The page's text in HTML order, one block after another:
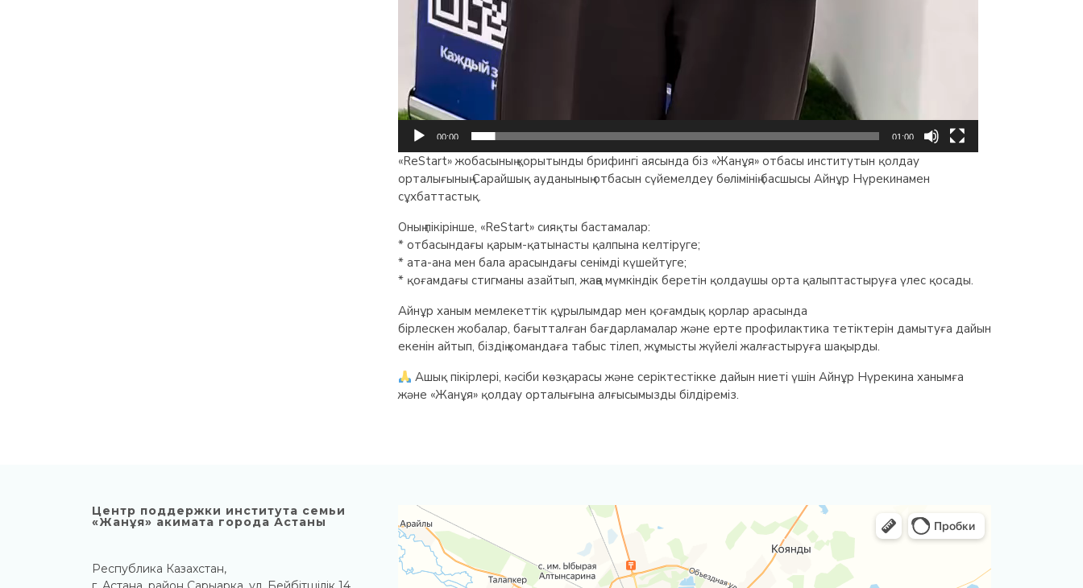
00:00 01:00
«ReStart» жобасының қорытынды брифингі аясында біз «Жанұя» отбасы институтын қолдау
орталығының Сарайшық ауданының отбасын сүйемелдеу бөлімінің басшысы Айнұр Нүрекинамен
сұхбаттастық.
Оның пікірінше, «ReStart» сияқты бастамалар:
* отбасындағы қарым-қатынасты қалпына келтіруге;
* ата-ана мен бала арасындағы сенімді күшейтуге;
* қоғамдағы стигманы азайтып, жаңа мүмкіндік беретін қолдаушы орта қалыптастыруға үлес қосады.
Айнұр ханым мемлекеттік құрылымдар мен қоғамдық қорлар арасында
бірлескен жобалар, бағытталған бағдарламалар және ерте профилактика тетіктерін дамытуға дайын
екенін айтып, біздің командаға табыс тілеп, жұмысты жүйелі жалғастыруға шақырды.
Ашық пікірлері, кәсіби көзқарасы және серіктестікке дайын ниеті үшін Айнұр Нүрекина ханымға
және «Жанұя» қолдау орталығына алғысымызды білдіреміз.
Центр поддержки института семьи
«Жанұя» акимата города Астаны
Республика Казахстан,